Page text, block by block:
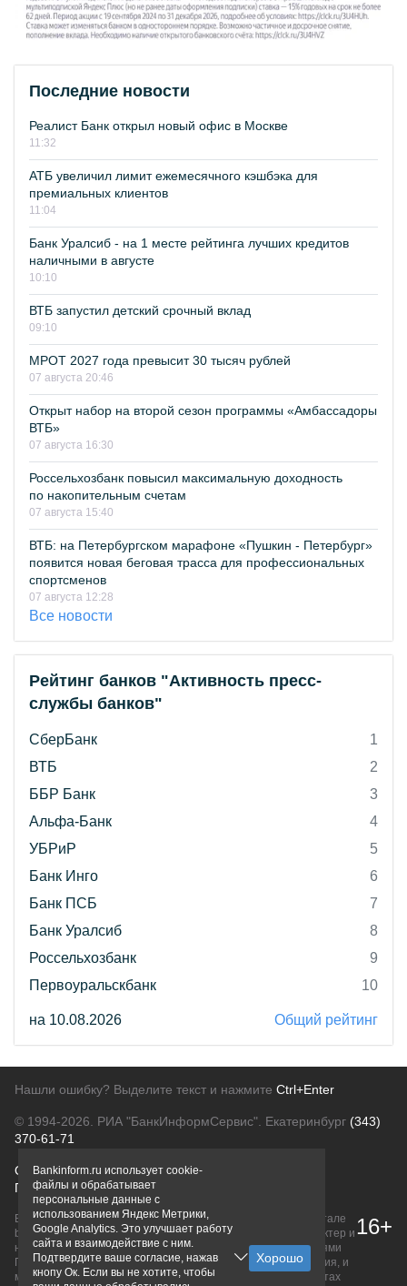
Последние новости
Реалист Банк открыл новый офис в Москве
11:32
АТБ увеличил лимит ежемесячного кэшбэка для
премиальных клиентов
11:04
Банк Уралсиб - на 1 месте рейтинга лучших кредитов
наличными в августе
10:10
ВТБ запустил детский срочный вклад
09:10
МРОТ 2027 года превысит 30 тысяч рублей
07 августа 20:46
Открыт набор на второй сезон программы «Амбассадоры
ВТБ»
07 августа 16:30
Россельхозбанк повысил максимальную доходность
по накопительным счетам
07 августа 15:40
ВТБ: на Петербургском марафоне «Пушкин - Петербург»
появится новая беговая трасса для профессиональных
спортсменов
07 августа 12:28
Все новости
Рейтинг банков "Активность пресс-
службы банков"
СберБанк
1
ВТБ
2
ББР Банк
3
Альфа-Банк
4
УБРиР
5
Банк Инго
6
Банк ПСБ
7
Банк Уралсиб
8
Россельхозбанк
9
Первоуральскбанк
10
на 10.08.2026 Общий рейтинг
Нашли ошибку? Выделите текст и нажмите Ctrl+Enter
© 1994-2026. РИА "БанкИнформСервис". Екатеринбург (343)
370-61-71
О проектеПолитика конфиденциальности
Правовая информацияДля рекламодателей
Вся информация о продуктах банков, размещенная на портале
bankinform.ru, носит исключительно ознакомительный характер и
не является публичной офертой, определяемой положениями
ГК РФ. Информация не содержит точного и полного описания, и
может быть изменена. Конечные условия уточняйте на сайтах
16+
Bankinform.ru использует cookie-
файлы и обрабатывает
персональные данные с
использованием Яндекс Метрики,
Google Analytics. Это улучшает работу
сайта и взаимодействие с ним.
Подтвердите ваше согласие, нажав
кнопу Ок. Если вы не хотите, чтобы